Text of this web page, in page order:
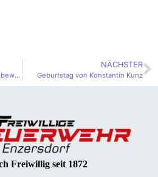
72. Landesfeuerwehrleistungsbewerb
NÄCHSTER
Geburtstag von Konstantin Kunz
Freiwillig seit 1872